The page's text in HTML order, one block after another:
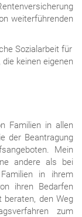
weiterführenden
Sozialarbeit für
keinen eigenen
Familien in allen
der Beantragung
Mein
andere als bei
in ihrem
ihren Bedarfen
beraten, den Weg
zum